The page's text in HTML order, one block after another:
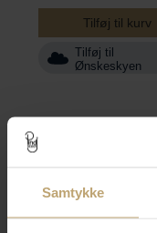
Samtykke
Tilføj til kurv
Tilføj til
Ønskeskyen